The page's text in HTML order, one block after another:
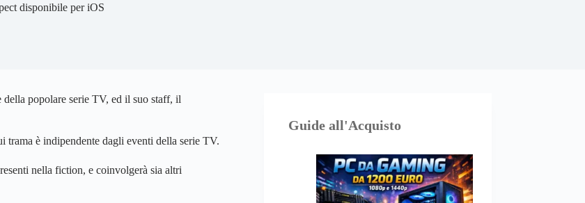
disponibile per iOS
popolare serie TV, ed il suo staff, il
è indipendente dagli eventi della serie TV.
nella fiction, e coinvolgerà sia altri
Guide all'Acquisto